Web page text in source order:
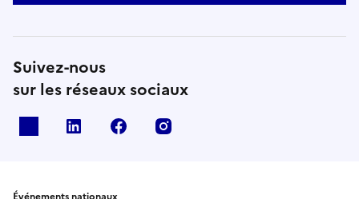
Suivez-nous
sur les réseaux sociaux
Linkedin Facebook